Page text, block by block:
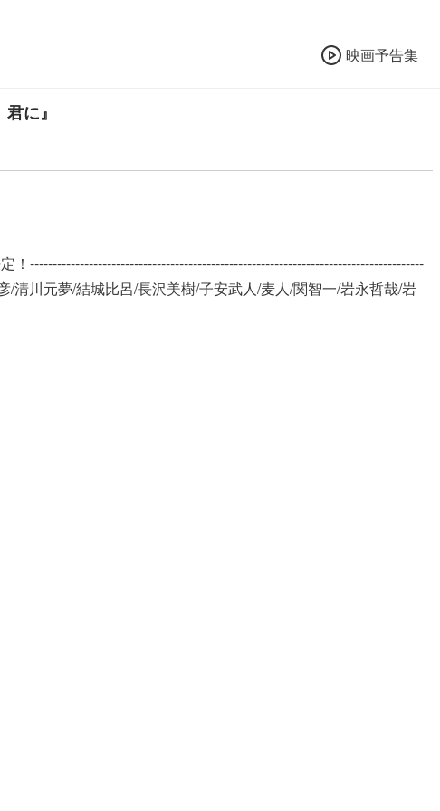
映画予告集
に』
---------------------------------------------------------------------------------------
清川元夢/結城比呂/長沢美樹/子安武人/麦人/関智一/岩永哲哉/岩